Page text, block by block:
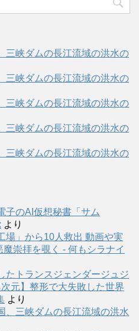
三峡ダムの長江流域の洪水の
三峡ダムの長江流域の洪水の
三峡ダムの長江流域の洪水の
三峡ダムの長江流域の洪水の
三峡ダムの長江流域の洪水の
子のAI仮想秘書「サム
より
場」から10人救出 動画や実
崇拝を覗く - 何もシラナイ
たトランスジェンダージュジ
次元】整形で大失敗した世界
より
、三峡ダムの長江流域の洪水